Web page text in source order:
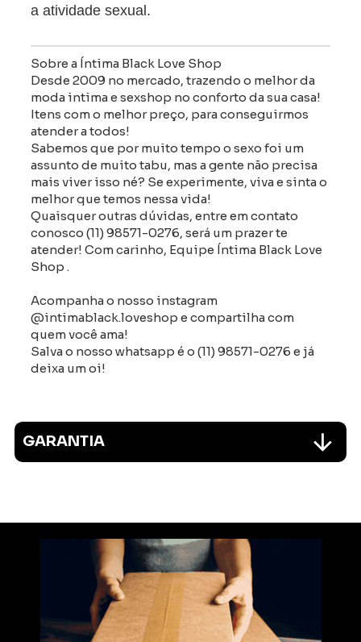
a atividade sexual.
Sobre a Íntima Black Love Shop
Desde 2009 no mercado, trazendo o melhor da
moda intima e sexshop no conforto da sua casa!
Itens com o melhor preço, para conseguirmos
atender a todos!
Sabemos que por muito tempo o sexo foi um
assunto de muito tabu, mas a gente não precisa
mais viver isso né? Se experimente, viva e sinta o
melhor que temos nessa vida!
Quaisquer outras dúvidas, entre em contato
conosco (11) 98571-0276, será um prazer te
atender! Com carinho, Equipe Íntima Black Love
Shop .
Acompanha o nosso instagram
@intimablack.loveshop e compartilha com
quem você ama!
Salva o nosso whatsapp é o (11) 98571-0276 e já
deixa um oi!
GARANTIA